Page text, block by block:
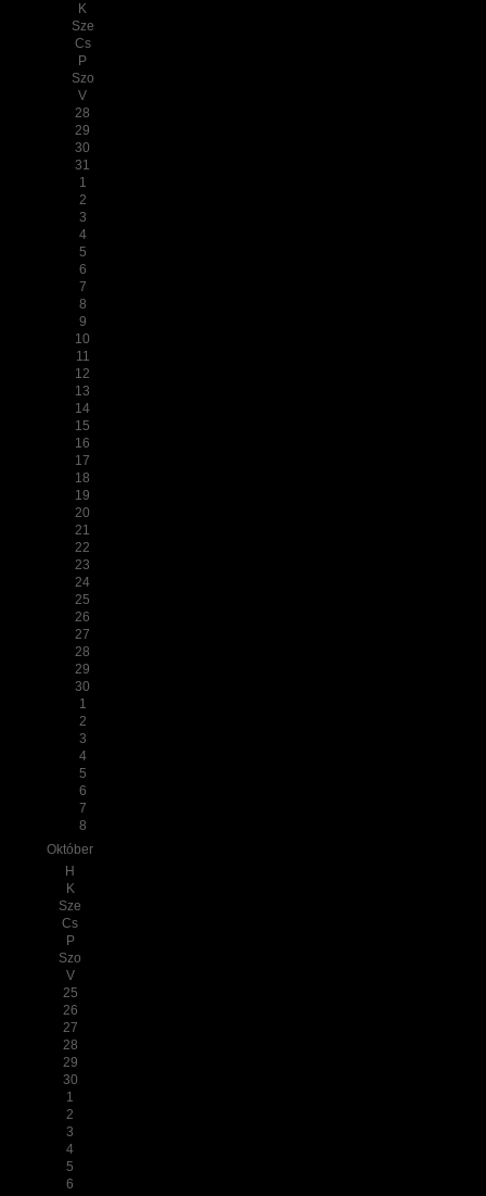
K
Sze
Cs
P
Szo
V
28
29
30
31
1
2
3
4
5
6
7
8
9
10
11
12
13
14
15
16
17
18
19
20
21
22
23
24
25
26
27
28
29
30
1
2
3
4
5
6
7
8
Október
H
K
Sze
Cs
P
Szo
V
25
26
27
28
29
30
1
2
3
4
5
6